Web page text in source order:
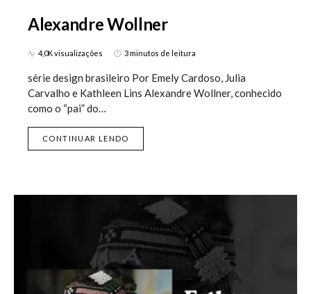
Alexandre Wollner
4,0K visualizações 3 minutos de leitura
série design brasileiro Por Emely Cardoso, Julia
Carvalho e Kathleen Lins Alexandre Wollner, conhecido
como o “pai” do…
CONTINUAR LENDO